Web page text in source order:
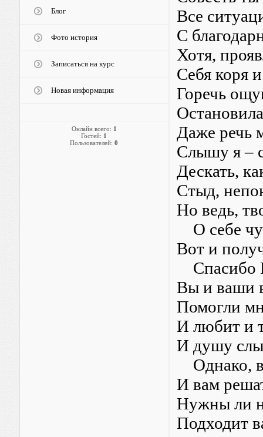
Блог
Фото история
Записаться на курс
Новая информация
Онлайн всего: 1
Гостей: 1
Пользователей: 0
Все
С
Хотя,
Себя коря
Горечь
Даже речь
Слышу я –
Дескать,
Стыд,
Но ведь,
О себе
Вот и
Спасибо
Вы и ваши
Помогли
И любит и
И душу
Однако,
И вам
Нужны ли
Подходит